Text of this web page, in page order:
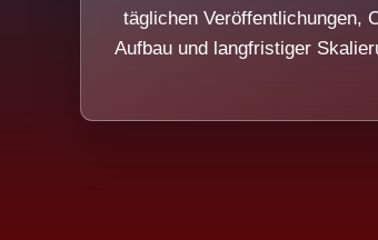
täglichen Veröffentlichungen,
Aufbau und langfristiger